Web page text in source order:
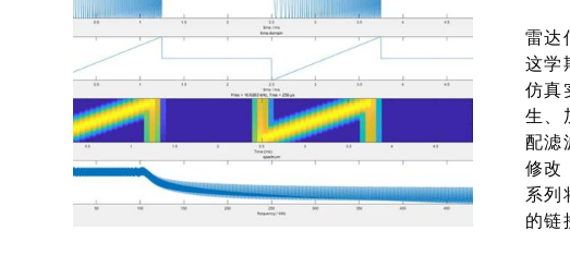
雷达
这学
仿真
生、
配滤
修改
系列
的链